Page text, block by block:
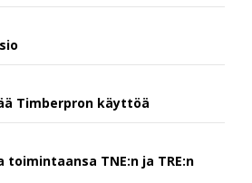
Timberpron käyttöä
TNE:n ja TRE:n